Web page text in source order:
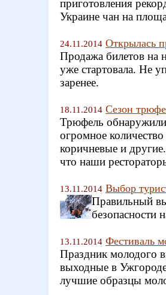
приготовления
Украине чан на
24.11.2014 Открылась
Продажа билетов на
уже стартовала. Не
заренее.
18.11.2014 Сезон
Трюфель обнаружили
огромное
коричневые и
что наши
13.11.2014 Выбор
Правильный
безопасности
13.11.2014 Фестиваль
Праздник молодого
выходные в
лучшие образцы